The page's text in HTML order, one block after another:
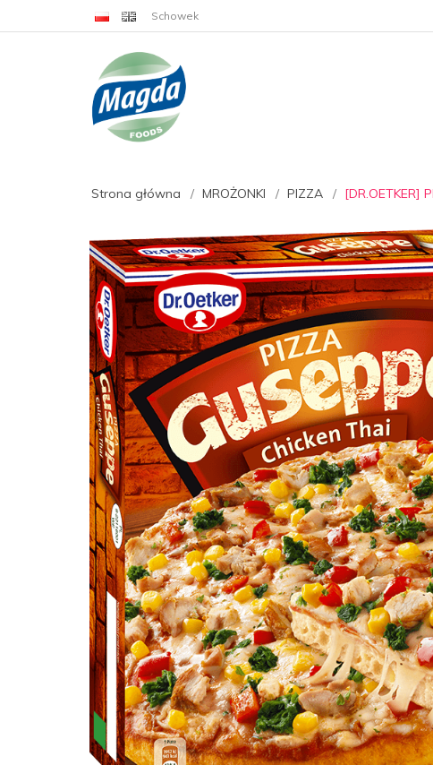
Schowek
Strona główna MROŻONKI PIZZA [DR.OETKER]